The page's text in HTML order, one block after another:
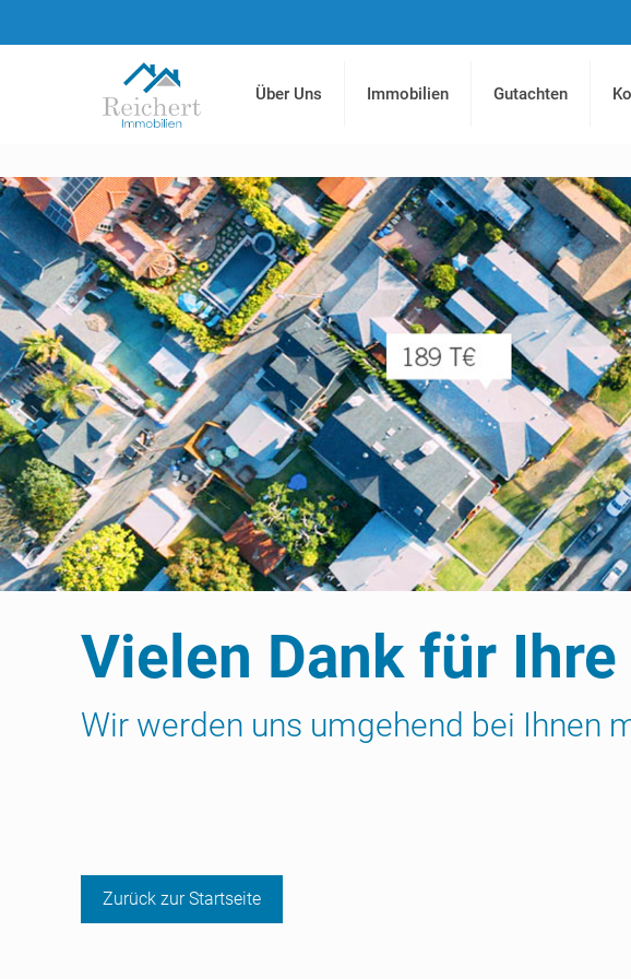
Über Uns Immobilien Gutachten
Vielen Dank für
Wir werden uns umgehend bei Ihnen
Zurück zur Startseite